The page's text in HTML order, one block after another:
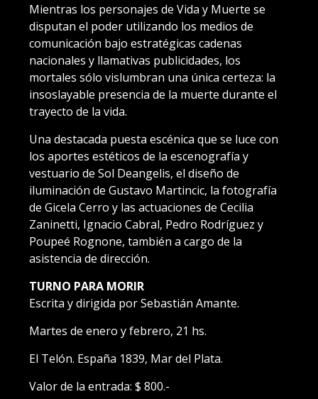
Mientras los personajes de Vida y Muerte se
disputan el poder utilizando los medios de
comunicación bajo estratégicas cadenas
nacionales y llamativas publicidades, los
mortales sólo vislumbran una única certeza: la
insoslayable presencia de la muerte durante el
trayecto de la vida.
Una destacada puesta escénica que se luce con
los aportes estéticos de la escenografía y
vestuario de Sol Deangelis, el diseño de
iluminación de Gustavo Martincic, la fotografía
de Gicela Cerro y las actuaciones de Cecilia
Zaninetti, Ignacio Cabral, Pedro Rodríguez y
Poupeé Rognone, también a cargo de la
asistencia de dirección.
TURNO PARA MORIR
Escrita y dirigida por Sebastián Amante.
Martes de enero y febrero, 21 hs.
El Telón. España 1839, Mar del Plata.
Valor de la entrada: $ 800.-